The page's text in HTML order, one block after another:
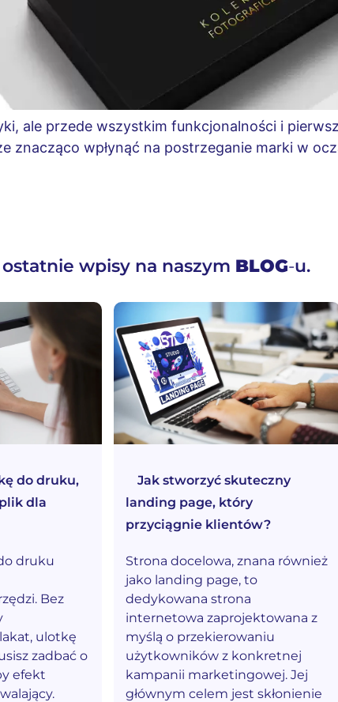
ale przede wszystkim funkcjonalności i
znacząco wpłynąć na postrzeganie marki w
wpisy na naszym BLOG-u.
do druku,
dla
druku
Bez
ulotkę
zadbać o
efekt
Jak stworzyć skuteczny
landing page, który
przyciągnie klientów?
Strona docelowa, znana również
jako landing page, to
dedykowana strona
internetowa zaprojektowana z
myślą o przekierowaniu
użytkowników z konkretnej
kampanii marketingowej. Jej
głównym celem jest skłonienie